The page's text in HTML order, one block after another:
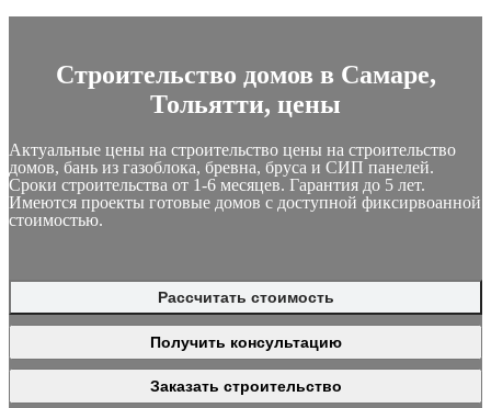
Строительство домов в Самаре,
Тольятти, цены
Актуальные цены на строительство цены на строительство
домов, бань из газоблока, бревна, бруса и СИП панелей.
Сроки строительства от 1-6 месяцев. Гарантия до 5 лет.
Имеются проекты готовые домов с доступной фиксирвоанной
стоимостью.
Рассчитать стоимость
Получить консультацию
Заказать строительство